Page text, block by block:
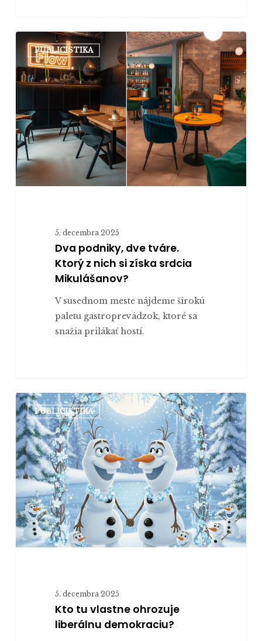
Dva
podniky,
dve
tváre.
z nich
si
získa
srdcia
Mikulášanov?
PUBLICISTIKA
5. decembra 2025
Dva podniky, dve tváre.
Ktorý z nich si získa srdcia
Mikulášanov?
V susednom meste nájdeme širokú
paletu gastroprevádzok, ktoré sa
snažia prilákať hostí.
Kto
tu
vlastne
ohrozuje
liberálnu
demokraciu?
PUBLICISTIKA
5. decembra 2025
Kto tu vlastne ohrozuje
liberálnu demokraciu?